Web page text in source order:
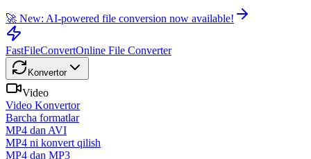
🚀 New: AI-powered file conversion now available!
FastFileConvertOnline File Converter
Konvertor
Video
Video Konvertor
Barcha formatlar
MP4 dan AVI
MP4 ni konvert qilish
MP4 dan MP3